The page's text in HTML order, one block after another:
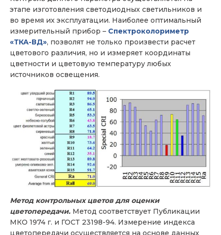
этапе изготовления светодиодных светильников и
во время их эксплуатации. Наиболее оптимальный
измерительный прибор – Спектроколориметр
«ТКА-ВД», позволят не только произвести расчет
цветового различия, но и измеряет координаты
цветности и цветовую температуру любых
источников освещения.
Метод контрольных цветов для оценки
цветопередачи. Метод соответствует Публикации
МКО 1974 г. и ГОСТ 23198-94. Измерение индекса
цветопередачи осуществляется на основе данных